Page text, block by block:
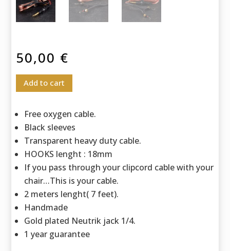
50,00 €
Add to cart
Free oxygen cable.
Black sleeves
Transparent heavy duty cable.
HOOKS lenght : 18mm
If you pass through your clipcord cable with your
chair…This is your cable.
2 meters lenght( 7 feet).
Handmade
Gold plated Neutrik jack 1/4.
1 year guarantee